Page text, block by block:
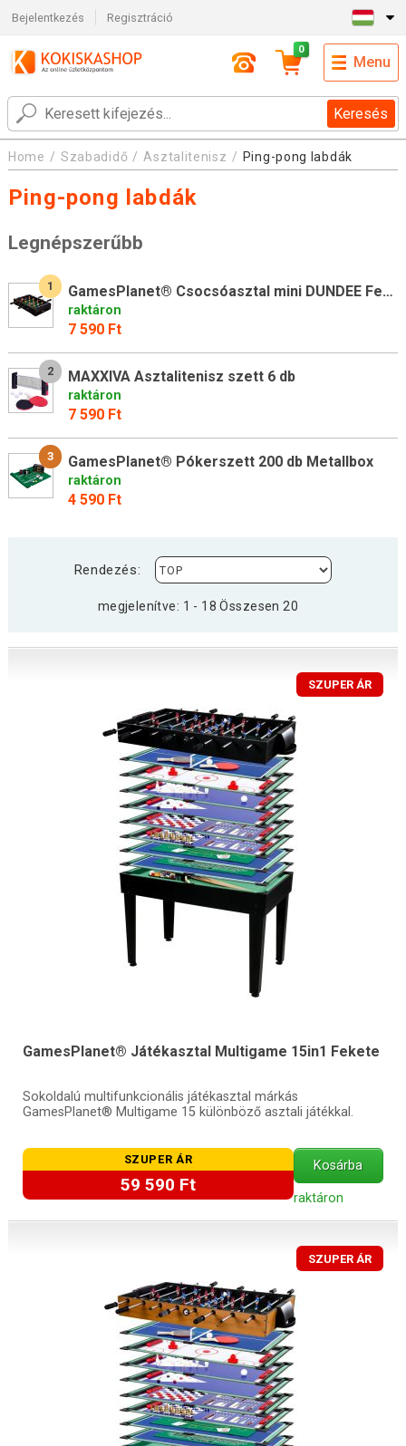
Bejelentkezés Regisztráció
Keresés
0
Menu
Home Szabadidő Asztalitenisz Ping-pong labdák
Ping-pong labdák
Legnépszerűbb
1 GamesPlanet® Csocsóasztal mini DUNDEE Fekete 51 x 31 cm
raktáron
7 590 Ft
2 MAXXIVA Asztalitenisz szett 6 db
raktáron
7 590 Ft
3 GamesPlanet® Pókerszett 200 db Metallbox
raktáron
4 590 Ft
Rendezés:
megjelenítve: 1 - 18 Összesen 20
SZUPER ÁR
GamesPlanet® Játékasztal Multigame 15in1 Fekete
Sokoldalú multifunkcionális játékasztal márkás
GamesPlanet® Multigame 15 különböző asztali játékkal.
SZUPER ÁR
59 590 Ft
Kosárba
raktáron
SZUPER ÁR